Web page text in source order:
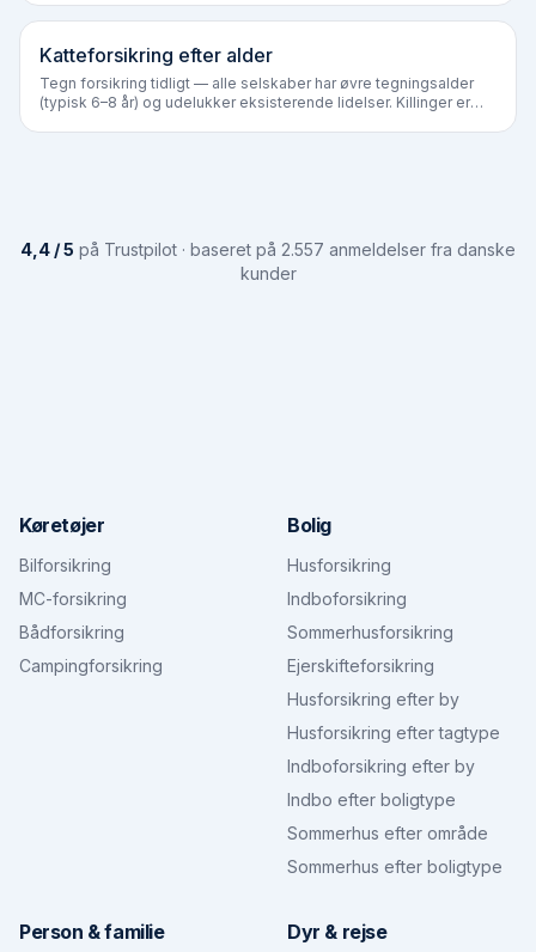
Katteforsikring efter alder
Tegn forsikring tidligt — alle selskaber har øvre tegnings­alder
(typisk 6–8 år) og udelukker eksisterende lidelser. Killinger er
4,4 / 5 på Trustpilot · baseret på 2.557 anmeldelser fra danske
kunder
Køretøjer
Bilforsikring
MC-forsikring
Bådforsikring
Campingforsikring
Bolig
Husforsikring
Indboforsikring
Sommerhusforsikring
Ejerskifteforsikring
Husforsikring efter by
Husforsikring efter tagtype
Indboforsikring efter by
Indbo efter boligtype
Sommerhus efter område
Sommerhus efter boligtype
Person & familie Dyr & rejse